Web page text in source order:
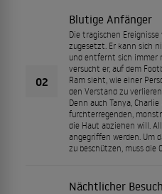
02
Blutige Anfänger
Die tragischen
zugesetzt. Er kann sich
und entfernt sich immer
versucht er, auf dem
Ram sieht, wie einer
den Verstand zu
Denn auch Tanya,
furchterregenden,
die Haut abziehen will.
angegriffen werden. Um
zu beschützen, muss die
Nächtlicher Besuch